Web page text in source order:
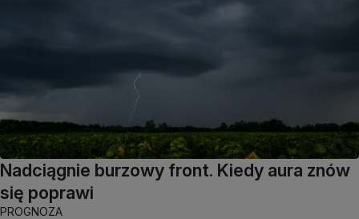
Nadciągnie burzowy front. Kiedy aura znów
się poprawi
PROGNOZA